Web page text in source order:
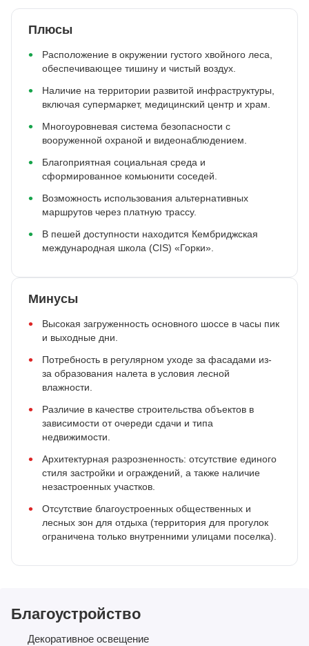
Плюсы
Расположение в окружении густого хвойного леса,
обеспечивающее тишину и чистый воздух.
Наличие на территории развитой инфраструктуры,
включая супермаркет, медицинский центр и храм.
Многоуровневая система безопасности с
вооруженной охраной и видеонаблюдением.
Благоприятная социальная среда и
сформированное комьюнити соседей.
Возможность использования альтернативных
маршрутов через платную трассу.
В пешей доступности находится Кембриджская
международная школа (CIS) «Горки».
Минусы
Высокая загруженность основного шоссе в часы пик
и выходные дни.
Потребность в регулярном уходе за фасадами из-
за образования налета в условия лесной
влажности.
Различие в качестве строительства объектов в
зависимости от очереди сдачи и типа
недвижимости.
Архитектурная разрозненность: отсутствие единого
стиля застройки и ограждений, а также наличие
незастроенных участков.
Отсутствие благоустроенных общественных и
лесных зон для отдыха (территория для прогулок
ограничена только внутренними улицами поселка).
Благоустройство
Декоративное освещение